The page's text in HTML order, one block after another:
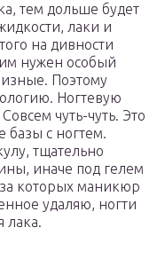
тем дольше будет
лаки и
на дивности
нужен особый
Поэтому
Ногтевую
чуть-чуть. Это
базы с ногтем.
тщательно
иначе под гелем
за которых маникюр
удаляю, ногти
лака.